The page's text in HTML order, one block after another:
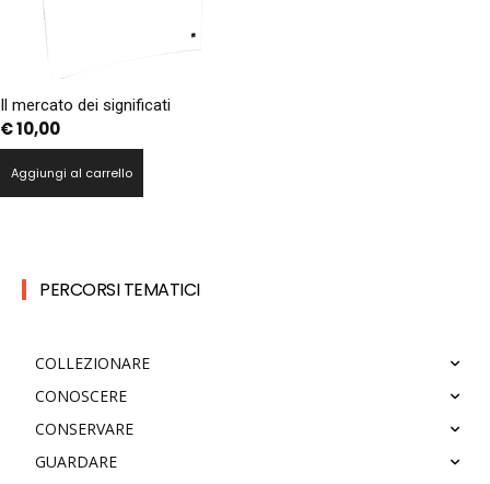
Il mercato dei significati
€10,00
Aggiungi al carrello
PERCORSI TEMATICI
COLLEZIONARE
CONOSCERE
CONSERVARE
GUARDARE